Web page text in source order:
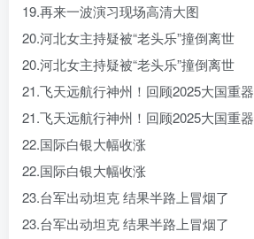
19.再来一波演习现场高清大图
20.河北女主持疑被“老头乐”撞倒离世
20.河北女主持疑被“老头乐”撞倒离世
21.飞天远航行神州！回顾2025大国重器
21.飞天远航行神州！回顾2025大国重器
22.国际白银大幅收涨
22.国际白银大幅收涨
23.台军出动坦克 结果半路上冒烟了
23.台军出动坦克 结果半路上冒烟了